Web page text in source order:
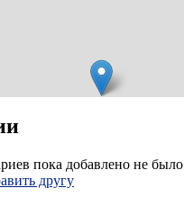
пока добавлено не было
другу